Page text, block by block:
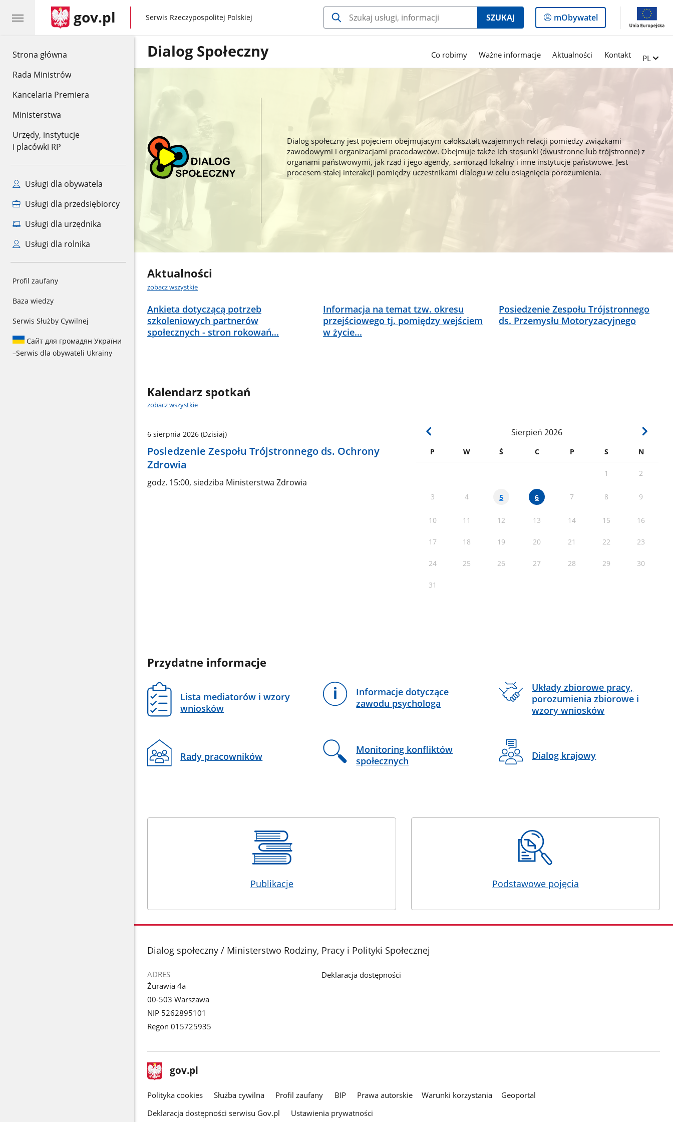
Strona główna
Rada Ministrów
Kancelaria Premiera
Ministerstwa
Urzędy, instytucje
i placówki RP
Usługi dla obywatela
Usługi dla przedsiębiorcy
Usługi dla urzędnika
Usługi dla rolnika
Profil zaufany
Baza wiedzy
Serwis Służby Cywilnej
Сайт для громадян України
–Serwis dla obywateli Ukrainy
gov.pl gov.pl
Serwis Rzeczypospolitej Polskiej SZUKAJ
Logowanie
do
mObywatel
Dialog Społeczny Co robimy Ważne informacje Aktualności Kontakt Zmień
PL
Dialog społeczny jest pojęciem obejmującym całokształt wzajemnych relacji pomiędzy związkami
zawodowymi i organizacjami pracodawców. Obejmuje także ich stosunki (dwustronne lub trójstronne) z
organami państwowymi, jak rząd i jego agendy, samorząd lokalny i inne instytucje państwowe. Jest
procesem stałej interakcji pomiędzy uczestnikami dialogu w celu osiągnięcia porozumienia.
Aktualności
zobacz wszystkie
Ankieta dotyczącą potrzeb
szkoleniowych partnerów
społecznych - stron rokowań...
Informacja na temat tzw. okresu
przejściowego tj. pomiędzy wejściem
w życie...
Posiedzenie Zespołu Trójstronnego
ds. Przemysłu Motoryzacyjnego
Kalendarz spotkań
zobacz wszystkie
Sierpień 2026
P W Ś C P S N
1 2
3 4 5 6 7 8 9
10 11 12 13 14 15 16
17 18 19 20 21 22 23
24 25 26 27 28 29 30
31
6 sierpnia 2026(Dzisiaj)
Posiedzenie Zespołu Trójstronnego ds. Ochrony
Zdrowia
godz. 15:00, siedziba Ministerstwa Zdrowia
Przydatne informacje
Lista mediatorów i wzory
wniosków
Informacje dotyczące
zawodu psychologa
Układy zbiorowe pracy,
porozumienia zbiorowe i
wzory wniosków
Rady pracowników
Monitoring konfliktów
społecznych
Dialog krajowy
Publikacje Podstawowe pojęcia
stopka
Dialog społeczny / Ministerstwo Rodziny, Pracy i Polityki Społecznej
ADRES
Żurawia 4a
00-503 Warszawa
NIP 5262895101
Regon 015725935
Deklaracja dostępności
stopka
gov.pl Strona
gov.pl
gov.pl
Polityka cookies Służba cywilna Profil zaufany BIP Prawa autorskie Warunki korzystania
Geoportal
Deklaracja dostępności serwisu Gov.pl
Ustawienia prywatności